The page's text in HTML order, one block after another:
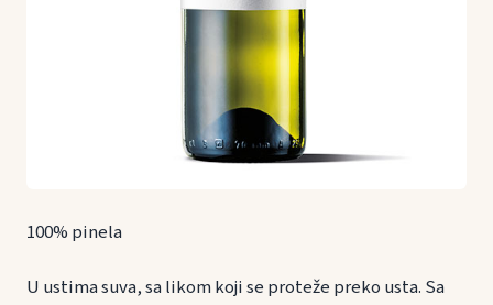
100% pinela
U ustima suva, sa likom koji se proteže preko usta. Sa